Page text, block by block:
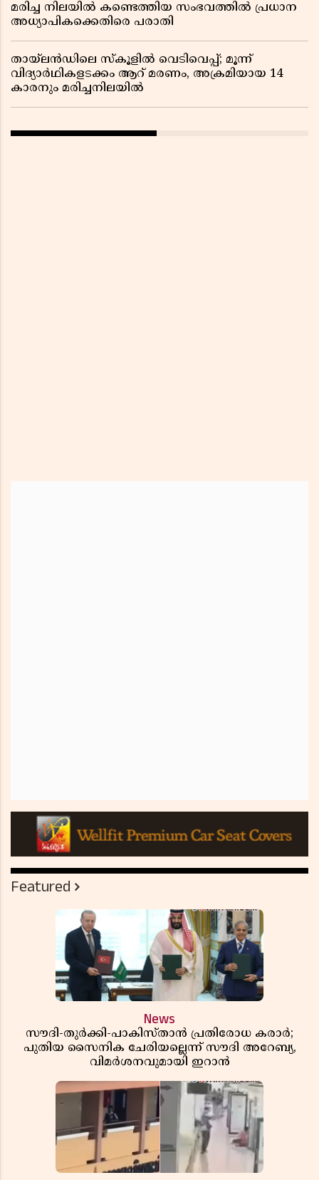
മരിച്ച നിലയിൽ കണ്ടെത്തിയ സംഭവത്തിൽ പ്രധാന
അധ്യാപികക്കെതിരെ പരാതി
തായ്‌ലൻഡിലെ സ്‌കൂളിൽ വെടിവെപ്പ്; മൂന്ന്
വിദ്യാർഥികളടക്കം ആറ് മരണം, അക്രമിയായ 14
കാരനും മരിച്ചനിലയിൽ
Featured
News
സൗദി-തുർക്കി-പാകിസ്താൻ പ്രതിരോധ കരാർ;
പുതിയ സൈനിക ചേരിയല്ലെന്ന് സൗദി അറേബ്യ,
വിമർശനവുമായി ഇറാൻ